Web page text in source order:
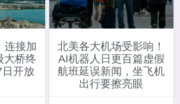
连接加
大桥终
开放
北美各大机场受影响！
AI机器人日更百篇虚假
航班延误新闻，坐飞机
出行要擦亮眼